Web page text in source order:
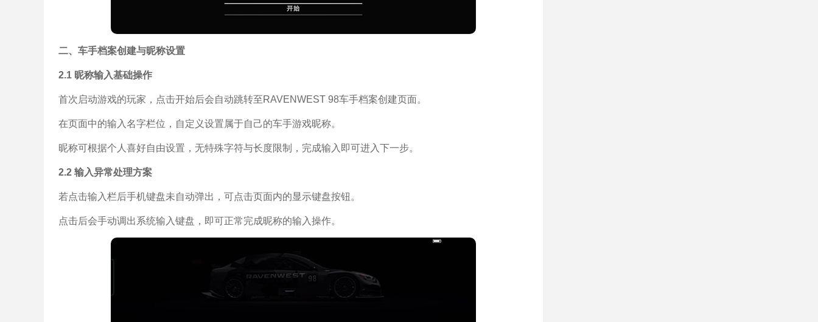
二、车手档案创建与昵称设置
2.1 昵称输入基础操作
首次启动游戏的玩家，点击开始后会自动跳转至RAVENWEST 98车手档案创建页面。
在页面中的输入名字栏位，自定义设置属于自己的车手游戏昵称。
昵称可根据个人喜好自由设置，无特殊字符与长度限制，完成输入即可进入下一步。
2.2 输入异常处理方案
若点击输入栏后手机键盘未自动弹出，可点击页面内的显示键盘按钮。
点击后会手动调出系统输入键盘，即可正常完成昵称的输入操作。